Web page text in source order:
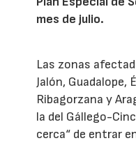
mes de julio.
Las zonas
Jalón, Guadalope,
Ribagorzana y
la del Gállego-
cerca“ de entrar